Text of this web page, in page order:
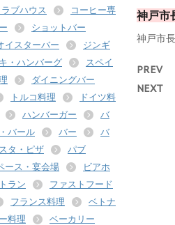
神戸市
神戸市
PREV
NEXT
ブハウス
コーヒー専
ショットバー
イスターバー
ジンギ
・ハンバーグ
スペイ
ダイニングバー
トルコ料理
ドイツ料
ハンバーガー
バ
バール バー
バ
タ・ピザ
パブ
ース・宴会場
ビアホ
ラン
ファストフード
フランス料理
ベトナ
料理
ベーカリー